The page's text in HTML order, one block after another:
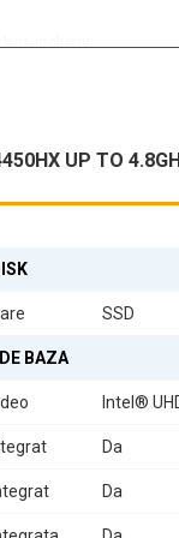
asigură o
Calculatorul
un design compact,
UP TO
SSD
BAZA
Intel®
Da
Da